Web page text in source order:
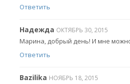
Ответить
Надежда ОКТЯБРЬ 30, 2015
Марина, добрый день! И мне
Ответить
Bazilika НОЯБРЬ 18, 2015